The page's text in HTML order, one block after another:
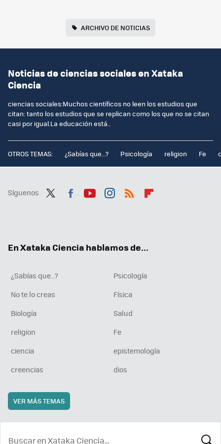
ARCHIVO DE NOTICIAS
Noticias de ciencias sociales en Xataka
Ciencia
ciencias sociales:Muchos científicos no leen los estudios que
citan: tanto los estudios que se replican como los que no se citan
casi por igual.La educación está..
OTROS TEMAS: ¿Sabías que...? Psicología religion Fe
Síguenos
En Xataka Ciencia hablamos de...
¿Sabías que...?
Psicología
No te lo creas
Física
Biología
Salud
religion
Fe
ciencia
epistemología
creencias
dios
VER MÁS TEMAS